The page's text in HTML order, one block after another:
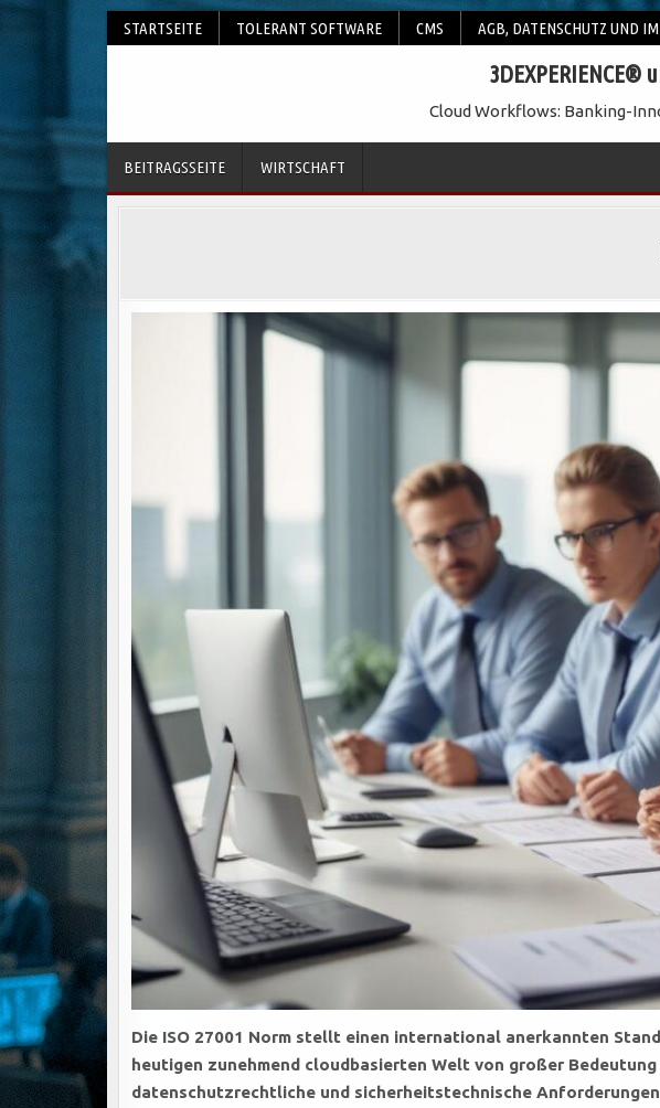
STARTSEITE TOLERANT SOFTWARE CMS AGB, DATENSCHUTZ UND
Cloud Workflows: Banking-
BEITRAGSSEITE WIRTSCHAFT
Die ISO 27001 Norm stellt einen international anerkannten
heutigen zunehmend cloudbasierten Welt von großer
datenschutzrechtliche und sicherheitstechnische